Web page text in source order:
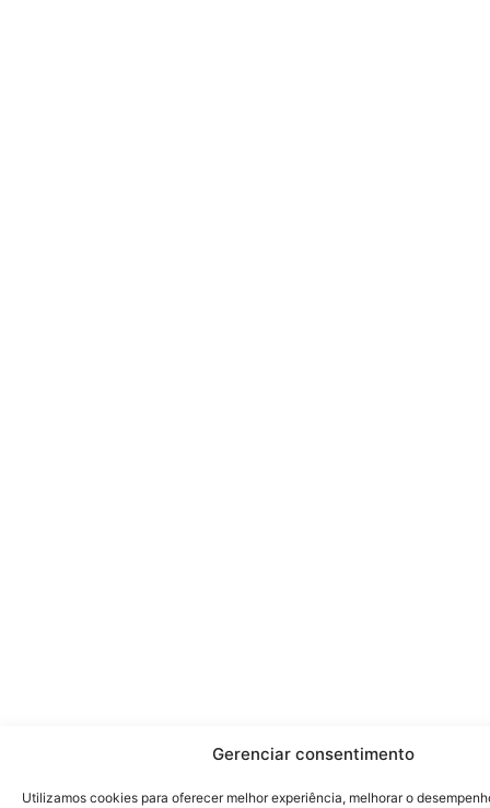
Gerenciar consentimento
Utilizamos cookies para oferecer melhor experiência, melhorar o